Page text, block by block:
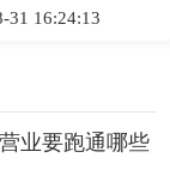
31 16:24:13
业要跑通哪些